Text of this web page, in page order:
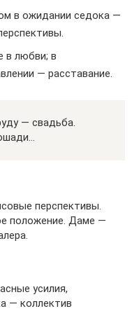
в ожидании седока —
в любви; в
— расставание.
— свадьба.
перспективы.
положение. Даме —
усилия,
— коллектив